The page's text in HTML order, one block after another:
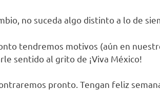
no suceda algo distinto a lo de
tendremos motivos (aún en
sentido al grito de ¡Viva México!
pronto. Tengan feliz